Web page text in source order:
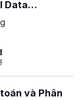
Data
và Phân